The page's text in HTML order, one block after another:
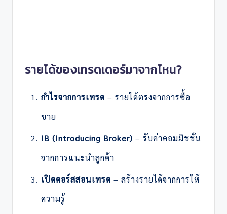
รายได้ของเทรดเดอร์มาจากไหน?
กำไรจากการเทรด – รายได้ตรงจากการซื้อ
ขาย
IB (Introducing Broker) – รับค่าคอมมิชชั่น
จากการแนะนำลูกค้า
เปิดคอร์สสอนเทรด – สร้างรายได้จากการให้
ความรู้